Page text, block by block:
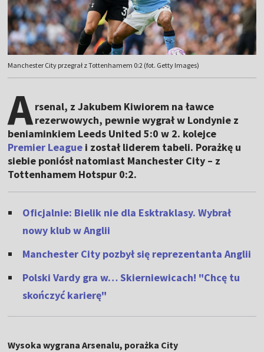
Manchester City przegrał z Tottenhamem 0:2 (fot. Getty Images)
Arsenal, z Jakubem Kiwiorem na ławce
rezerwowych, pewnie wygrał w Londynie z
beniaminkiem Leeds United 5:0 w 2. kolejce
Premier League i został liderem tabeli. Porażkę u
siebie poniósł natomiast Manchester City – z
Tottenhamem Hotspur 0:2.
Oficjalnie: Bielik nie dla Esktraklasy. Wybrał
nowy klub w Anglii
Manchester City pozbył się reprezentanta Anglii
Polski Vardy gra w… Skierniewicach! "Chcę tu
skończyć karierę"
Wysoka wygrana Arsenalu, porażka City